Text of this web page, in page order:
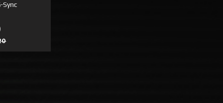
Sync
Rabatt